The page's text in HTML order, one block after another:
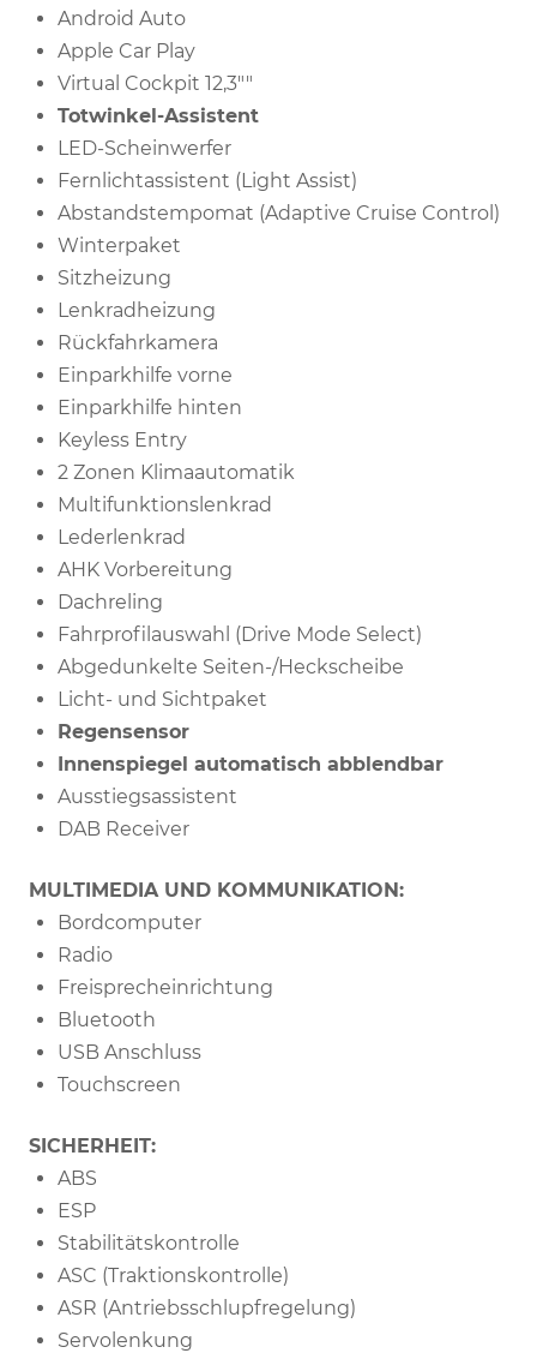
Android Auto
Apple Car Play
Virtual Cockpit 12,3""
Totwinkel-Assistent
LED-Scheinwerfer
Fernlichtassistent (Light Assist)
Abstandstempomat (Adaptive Cruise Control)
Winterpaket
Sitzheizung
Lenkradheizung
Rückfahrkamera
Einparkhilfe vorne
Einparkhilfe hinten
Keyless Entry
2 Zonen Klimaautomatik
Multifunktionslenkrad
Lederlenkrad
AHK Vorbereitung
Dachreling
Fahrprofilauswahl (Drive Mode Select)
Abgedunkelte Seiten-/Heckscheibe
Licht- und Sichtpaket
Regensensor
Innenspiegel automatisch abblendbar
Ausstiegsassistent
DAB Receiver
MULTIMEDIA UND KOMMUNIKATION:
Bordcomputer
Radio
Freisprecheinrichtung
Bluetooth
USB Anschluss
Touchscreen
SICHERHEIT:
ABS
ESP
Stabilitätskontrolle
ASC (Traktionskontrolle)
ASR (Antriebsschlupfregelung)
Servolenkung